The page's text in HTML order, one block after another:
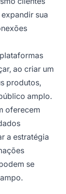
sua
ao criar um
produtos,
amplo.
oferecem
a estratégia
se